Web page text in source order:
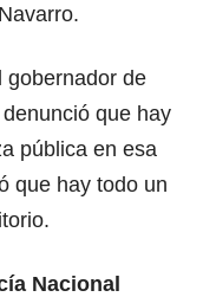
gobernador de
que hay
pública en esa
que hay todo un
Nacional